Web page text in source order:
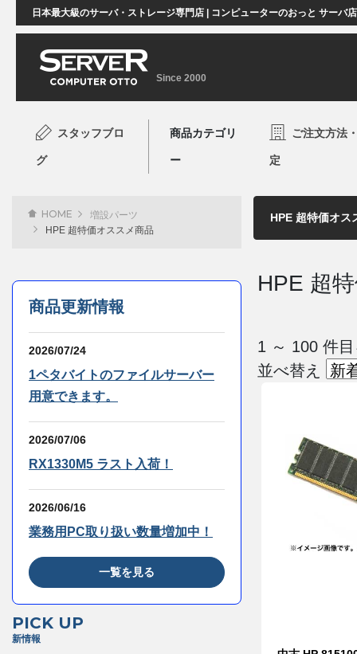
日本最大級のサーバ・ストレージ専門店 | コンピューターのおっと サーバ
Since 2000
スタッフブロ
グ
商品カテゴリ
ー
ご注文方法
定
HPE 超
1 ～ 100 件
並べ替え
HOME
増設パーツ
HPE 超特価オススメ商品
商品更新情報
2026/07/24
1ペタバイトのファイルサーバー
用意できます。
2026/07/06
RX1330M5 ラスト入荷！
2026/06/16
業務用PC取り扱い数量増加中！
一覧を見る
PICK UP
新情報